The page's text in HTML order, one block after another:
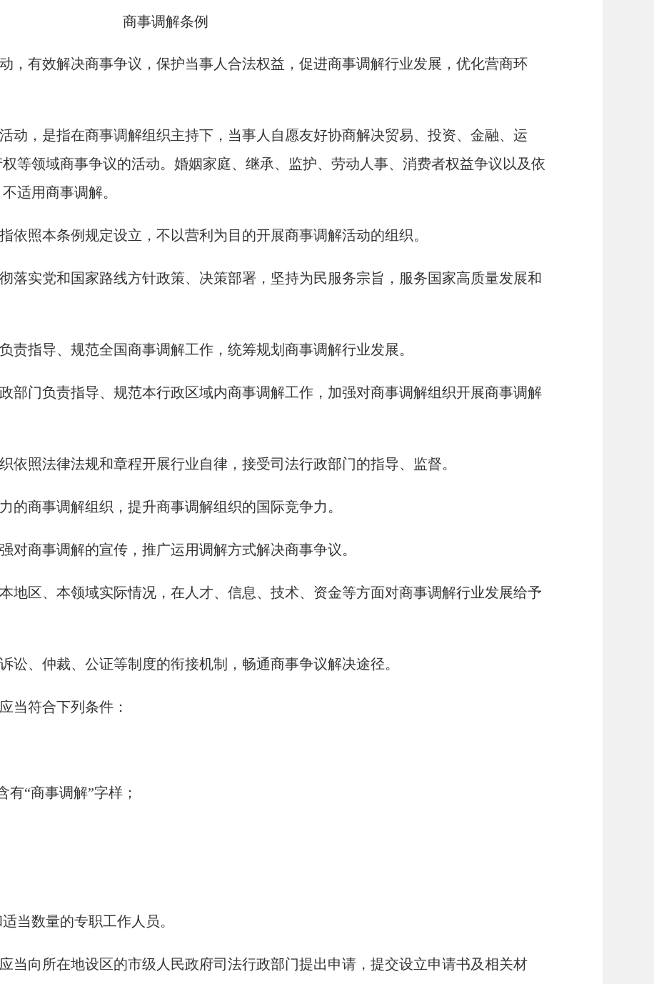
解条例
有效解决商事争议，保护当事人合法权益，促进商事调解行业发展，优化营商环
，是指在商事调解组织主持下，当事人自愿友好协商解决贸易、投资、金融、运
等领域商事争议的活动。婚姻家庭、继承、监护、劳动人事、消费者权益争议以及依
适用商事调解。
依照本条例规定设立，不以营利为目的开展商事调解活动的组织。
实党和国家路线方针政策、决策部署，坚持为民服务宗旨，服务国家高质量发展和
指导、规范全国商事调解工作，统筹规划商事调解行业发展。
部门负责指导、规范本行政区域内商事调解工作，加强对商事调解组织开展商事调解
照法律法规和章程开展行业自律，接受司法行政部门的指导、监督。
商事调解组织，提升商事调解组织的国际竞争力。
对商事调解的宣传，推广运用调解方式解决商事争议。
地区、本领域实际情况，在人才、信息、技术、资金等方面对商事调解行业发展给予
、仲裁、公证等制度的衔接机制，畅通商事争议解决途径。
符合下列条件：
“商事调解”字样；
当数量的专职工作人员。
向所在地设区的市级人民政府司法行政部门提出申请，提交设立申请书及相关材